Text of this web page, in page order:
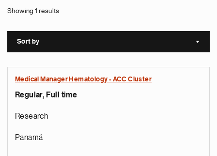
Showing 1 results
Sort by Sort
Medical Manager Hematology - ACC Cluster
Regular, Full time
Research
Panamá